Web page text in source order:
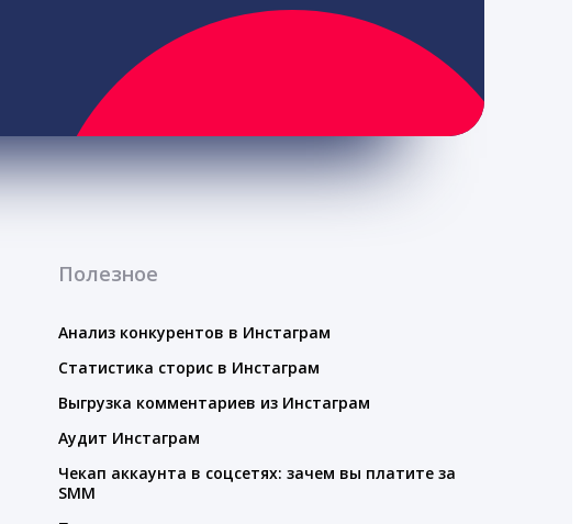
Полезное
Анализ конкурентов в Инстаграм
Статистика сторис в Инстаграм
Выгрузка комментариев из Инстаграм
Аудит Инстаграм
Чекап аккаунта в соцсетях: зачем вы платите за
SMM